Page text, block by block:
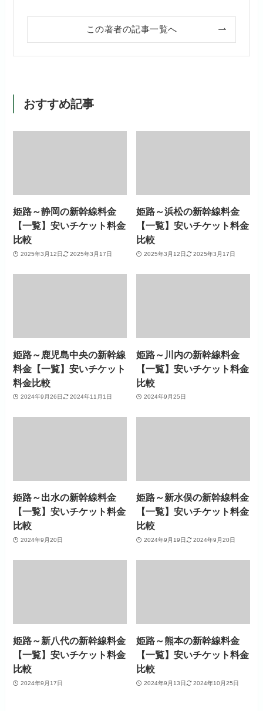
この著者の記事一覧へ
おすすめ記事
姫路～静岡の新幹線料金
【一覧】安いチケット料金
比較
2025年3月12日 2025年3月17日
姫路～浜松の新幹線料金
【一覧】安いチケット料金
比較
2025年3月12日 2025年3月17日
姫路～鹿児島中央の新幹線
料金【一覧】安いチケット
料金比較
2024年9月26日 2024年11月1日
姫路～川内の新幹線料金
【一覧】安いチケット料金
比較
2024年9月25日
姫路～出水の新幹線料金
【一覧】安いチケット料金
比較
2024年9月20日
姫路～新水俣の新幹線料金
【一覧】安いチケット料金
比較
2024年9月19日 2024年9月20日
姫路～新八代の新幹線料金
【一覧】安いチケット料金
比較
2024年9月17日
姫路～熊本の新幹線料金
【一覧】安いチケット料金
比較
2024年9月13日 2024年10月25日